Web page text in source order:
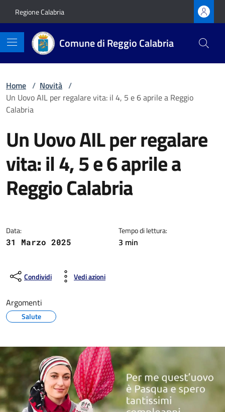
Regione Calabria
Comune di Reggio Calabria
Home / Novità /
Un Uovo AIL per regalare vita: il 4, 5 e 6 aprile a Reggio
Calabria
Un Uovo AIL per regalare
vita: il 4, 5 e 6 aprile a
Reggio Calabria
Data:
31 Marzo 2025
Tempo di lettura:
3 min
Condividi Vedi azioni
Argomenti
Salute